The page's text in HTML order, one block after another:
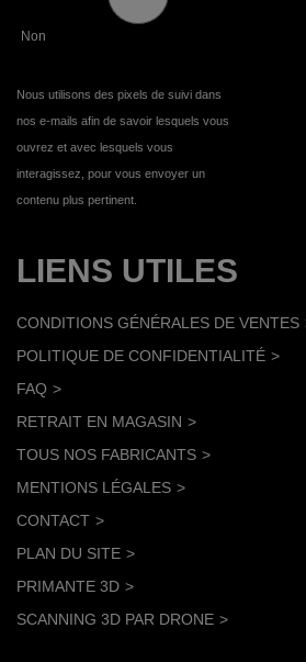
Non
Nous utilisons des pixels de suivi dans
nos e-mails afin de savoir lesquels vous
ouvrez et avec lesquels vous
interagissez, pour vous envoyer un
contenu plus pertinent.
LIENS UTILES
CONDITIONS GÉNÉRALES DE VENTES
POLITIQUE DE CONFIDENTIALITÉ
FAQ
RETRAIT EN MAGASIN
TOUS NOS FABRICANTS
MENTIONS LÉGALES
CONTACT
PLAN DU SITE
PRIMANTE 3D
SCANNING 3D PAR DRONE